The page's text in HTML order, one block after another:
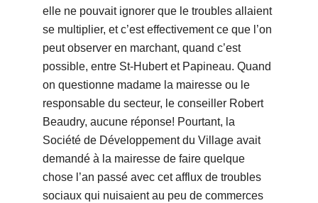
elle ne pouvait ignorer que le troubles allaient
se multiplier, et c’est effectivement ce que l’on
peut observer en marchant, quand c’est
possible, entre St-Hubert et Papineau. Quand
on questionne madame la mairesse ou le
responsable du secteur, le conseiller Robert
Beaudry, aucune réponse! Pourtant, la
Société de Développement du Village avait
demandé à la mairesse de faire quelque
chose l’an passé avec cet afflux de troubles
sociaux qui nuisaient au peu de commerces